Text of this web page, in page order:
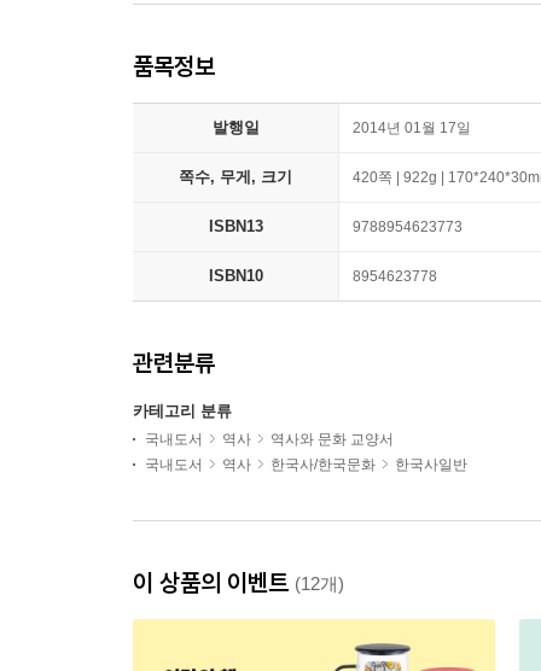
품목정보
발행일 2014년 01월 17일
쪽수, 무게, 크기 420쪽 | 922g |
ISBN13 9788954623773
ISBN10 8954623778
관련분류
카테고리 분류
국내도서 역사
역사와 문화 교양서
국내도서
역사 한국사/한국문화 한국사일반
이 상품의 이벤트 (12개)